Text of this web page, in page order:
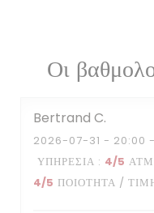
Οι
Bertrand C
2026-07-31 - 20:00
ΥΠΗΡΕΣΊΑ : 4/5
4/5 ΠΟΙΌΤΗΤΑ /